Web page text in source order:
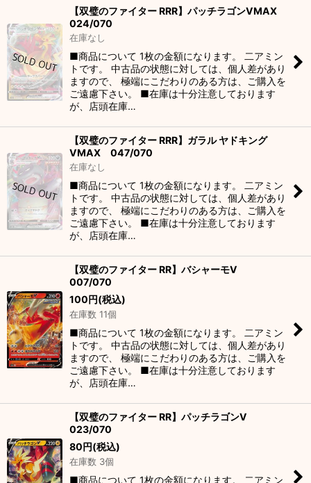
【双璧のファイター RRR】パッチラゴンVMAX
024/070
在庫なし
■商品について 1枚の金額になります。 二アミン
トです。 中古品の状態に対しては、個人差があり
ますので、 極端にこだわりのある方は、ご購入を
ご遠慮下さい。 ■在庫は十分注意しております
が、店頭在庫…
【双璧のファイター RRR】ガラル ヤドキング
VMAX 047/070
在庫なし
■商品について 1枚の金額になります。 二アミン
トです。 中古品の状態に対しては、個人差があり
ますので、 極端にこだわりのある方は、ご購入を
ご遠慮下さい。 ■在庫は十分注意しております
が、店頭在庫…
【双璧のファイター RR】バシャーモV
007/070
100円(税込)
在庫数 11個
■商品について 1枚の金額になります。 二アミン
トです。 中古品の状態に対しては、個人差があり
ますので、 極端にこだわりのある方は、ご購入を
ご遠慮下さい。 ■在庫は十分注意しております
が、店頭在庫…
【双璧のファイター RR】パッチラゴンV
023/070
80円(税込)
在庫数 3個
■商品について 1枚の金額になります。 二アミン